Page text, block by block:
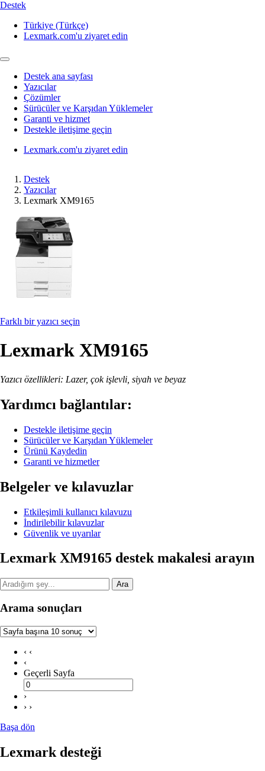
Destek
Türkiye (Türkçe)
Lexmark.com'u ziyaret edin
Destek ana sayfası
Yazıcılar
Çözümler
Sürücüler ve Karşıdan Yüklemeler
Garanti ve hizmet
Destekle iletişime geçin
Lexmark.com'u ziyaret edin
Destek
Yazıcılar
Lexmark XM9165
Farklı bir yazıcı seçin
Lexmark XM9165
Yazıcı özellikleri: Lazer, çok işlevli, siyah ve beyaz
Yardımcı bağlantılar:
Destekle iletişime geçin
Sürücüler ve Karşıdan Yüklemeler
Ürünü Kaydedin
Garanti ve hizmetler
Belgeler ve kılavuzlar
Etkileşimli kullanıcı kılavuzu
İndirilebilir kılavuzlar
Güvenlik ve uyarılar
Lexmark XM9165 destek makalesi arayın
Ara
Arama sonuçları
‹ ‹
‹
Geçerli Sayfa
›
› ›
Başa dön
Lexmark desteği